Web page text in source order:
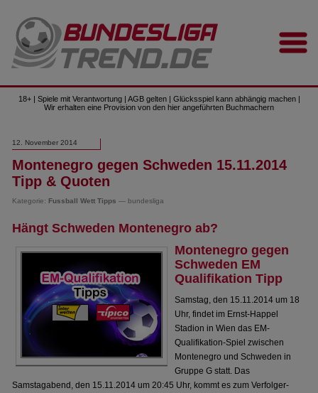
18+ | Spiele mit Verantwortung | AGB gelten | Glücksspiel kann abhängig machen |
Wir erhalten eine Provision von den hier angeführten Buchmachern
12. November 2014
Montenegro gegen Schweden 15.11.2014
Tipp & Quoten
Kategorie: Fussball Wett Tipps — bundesliga
Hängt Schweden Montenegro ab?
Montenegro gegen
Schweden EM
Qualifikation Tipp
Samstag, den 15.11.2014 um 18
Uhr, findet im Ernst-Happel
Stadion in Wien das EM-
Qualifikation-Spiel zwischen
Montenegro und Schweden in
Gruppe G statt. Das
Samstagabend, den 15.11.2014 um 20:45 Uhr, kommt es zum Verfolger-